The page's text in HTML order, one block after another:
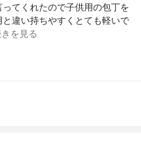
てくれたので子供用の包丁を
違い持ちやすくとても軽いで
を見る